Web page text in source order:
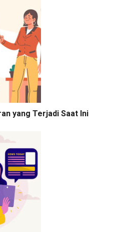
yang Terjadi Saat Ini